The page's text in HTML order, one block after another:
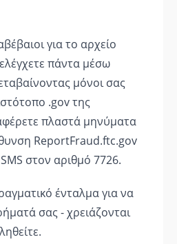
για το αρχείο
πάντα μέσω
μόνοι σας
.gov της
πλαστά μηνύματα
ReportFraud.ftc.gov
στον αριθμό 7726.
ένταλμα για να
σας - χρειάζονται